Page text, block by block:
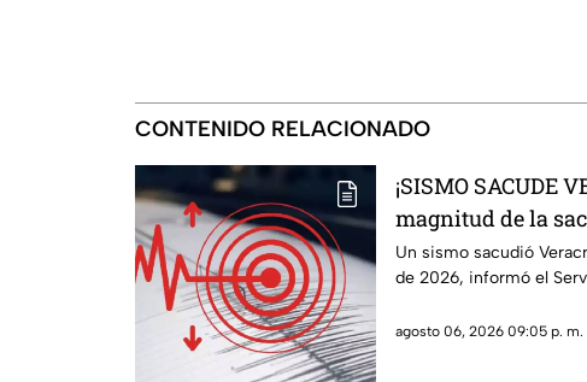
CONTENIDO RELACIONADO
¡SISMO SACUDE
magnitud de la
agosto de 2026
Un sismo sacudió
de 2026, informó el
agosto 06, 2026 09:05 p. m.